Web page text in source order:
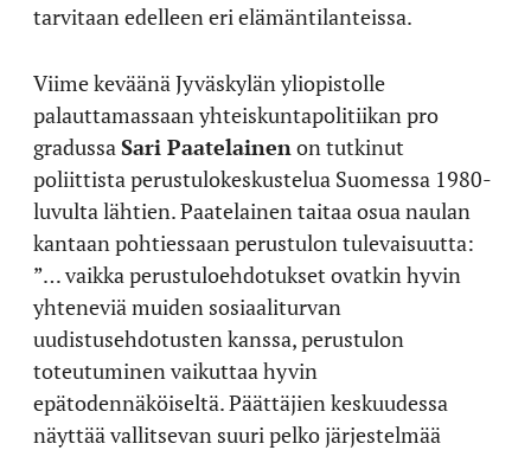
tarvitaan edelleen eri elämäntilanteissa.
Viime keväänä Jyväskylän yliopistolle
palauttamassaan yhteiskuntapolitiikan pro
gradussa Sari Paatelainen on tutkinut
poliittista perustulokeskustelua Suomessa 1980-
luvulta lähtien. Paatelainen taitaa osua naulan
kantaan pohtiessaan perustulon tulevaisuutta:
”… vaikka perustuloehdotukset ovatkin hyvin
yhteneviä muiden sosiaaliturvan
uudistusehdotusten kanssa, perustulon
toteutuminen vaikuttaa hyvin
epätodennäköiseltä. Päättäjien keskuudessa
näyttää vallitsevan suuri pelko järjestelmää